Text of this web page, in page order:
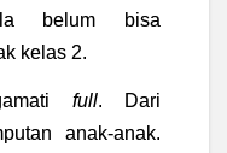
belum bisa
kelas 2.
full. Dari
anak-anak.